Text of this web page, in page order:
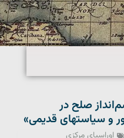
صلح در
و سیاستهای قدیمی»